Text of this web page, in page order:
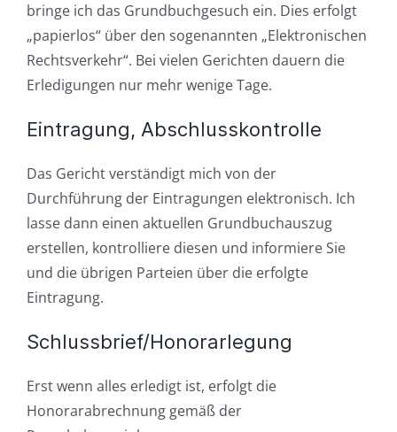
bringe ich das Grundbuchgesuch ein. Dies erfolgt
„papierlos“ über den sogenannten „Elektronischen
Rechtsverkehr“. Bei vielen Gerichten dauern die
Erledigungen nur mehr wenige Tage.
Eintragung, Abschlusskontrolle
Das Gericht verständigt mich von der
Durchführung der Eintragungen elektronisch. Ich
lasse dann einen aktuellen Grundbuchauszug
erstellen, kontrolliere diesen und informiere Sie
und die übrigen Parteien über die erfolgte
Eintragung.
Schlussbrief/Honorarlegung
Erst wenn alles erledigt ist, erfolgt die
Honorarabrechnung gemäß der